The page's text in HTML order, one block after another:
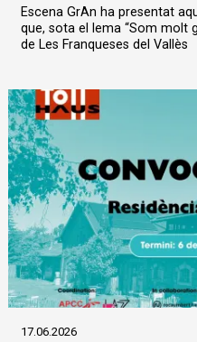
Escena GrAn ha presentat
que, sota el lema “Som molt
de Les Franqueses del Vallès
17.06.2026